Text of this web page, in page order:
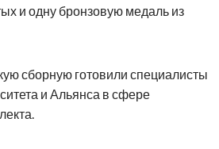
и одну бронзовую медаль из
сборную готовили специалисты
и Альянса в сфере